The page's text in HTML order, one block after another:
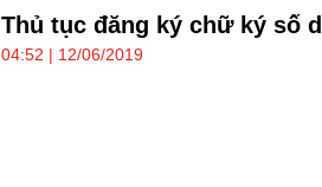
Thủ tục đăng ký chữ ký số
04:52 | 12/06/2019